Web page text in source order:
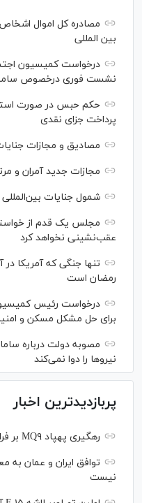
مصادره کل اموال
بین المللی
درخواست کمیسیون
نشست فوری درخصوص
حکم حبس در صورت
پرداخت جزای نقدی
مصادیق و مجازات
مجازات جدید آمران و
شمول جنایات
مجلس یک قدم از
عقب‌نشینی نخواهد کرد
تنها جنگی که آمریکا
رمضان است
درخواست رئیس
برای حل مشکل مسکن و
مصوبه دولت درباره
نیرو‌ها را دوا نمی‌کند
پربازدیدترین اخبار
رهگیری پهپاد MQ۹ بر فراز تنگه هرمز
توافق ایران و عمان به
نیست